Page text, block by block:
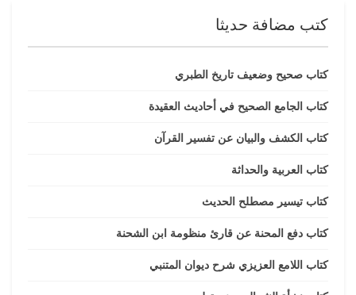
كتب مضافة حديثا
كتاب صحيح وضعيف تاريخ الطبري
كتاب الجامع الصحيح في أحاديث العقيدة
كتاب الكشف والبيان عن تفسير القرآن
كتاب العربية والحداثة
كتاب تيسير مصطلح الحديث
كتاب دفع المحنة عن قارئ منظومة ابن الشحنة
كتاب اللامع العزيزي شرح ديوان المتنبي